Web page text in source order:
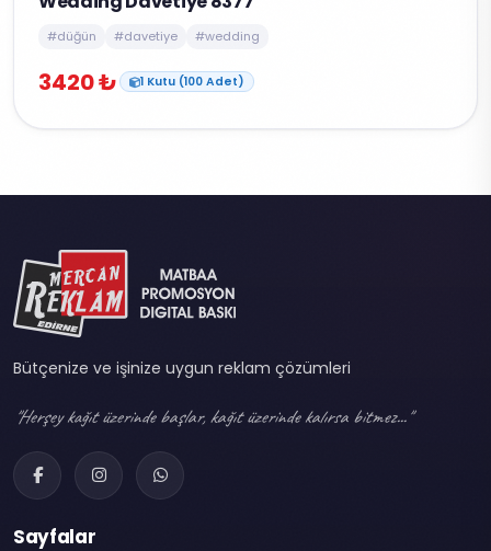
#düğün #davetiye #wedding
3420 ₺ 1 Kutu (100 Adet)
Bütçenize ve işinize uygun reklam çözümleri
"Herşey kağıt üzerinde başlar, kağıt üzerinde kalırsa bitmez..."
Sayfalar